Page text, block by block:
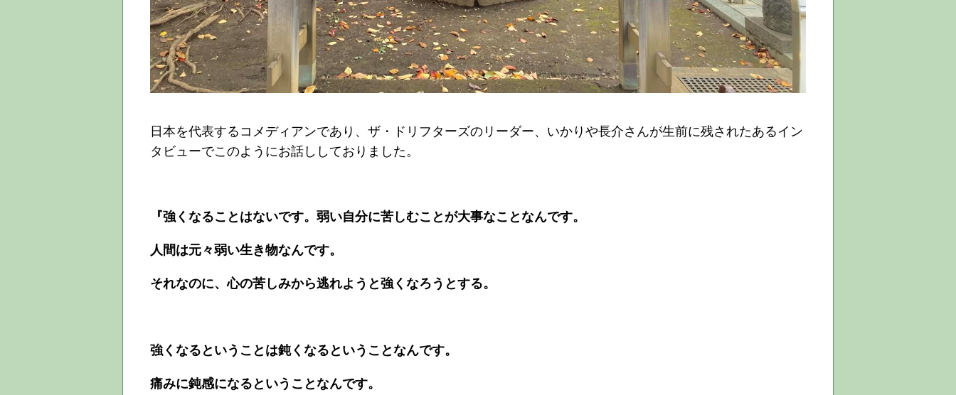
日本を代表するコメディアンであり、ザ・ドリフターズのリーダー、いかりや長介さんが生前に残されたあるイン
タビューでこのようにお話ししておりました。
『強くなることはないです。弱い自分に苦しむことが大事なことなんです。
人間は元々弱い生き物なんです。
それなのに、心の苦しみから逃れようと強くなろうとする。
強くなるということは鈍くなるということなんです。
痛みに鈍感になるということなんです。